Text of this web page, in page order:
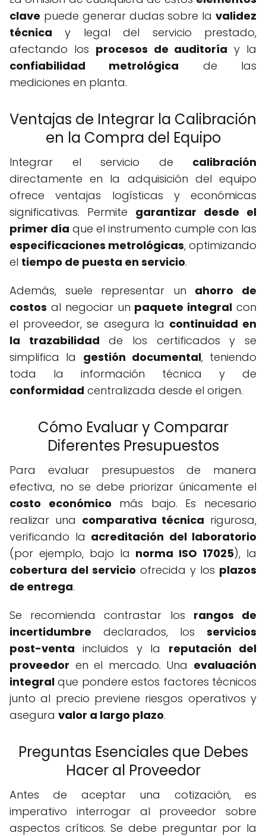
clave puede generar dudas sobre la validez
técnica y legal del servicio prestado,
afectando los procesos de auditoría y la
confiabilidad metrológica de las
mediciones en planta.
Ventajas de Integrar la Calibración
en la Compra del Equipo
Integrar el servicio de calibración
directamente en la adquisición del equipo
ofrece ventajas logísticas y económicas
significativas. Permite garantizar desde el
primer día que el instrumento cumple con las
especificaciones metrológicas, optimizando
el tiempo de puesta en servicio.
Además, suele representar un ahorro de
costos al negociar un paquete integral con
el proveedor, se asegura la continuidad en
la trazabilidad de los certificados y se
simplifica la gestión documental, teniendo
toda la información técnica y de
conformidad centralizada desde el origen.
Cómo Evaluar y Comparar
Diferentes Presupuestos
Para evaluar presupuestos de manera
efectiva, no se debe priorizar únicamente el
costo económico más bajo. Es necesario
realizar una comparativa técnica rigurosa,
verificando la acreditación del laboratorio
(por ejemplo, bajo la norma ISO 17025), la
cobertura del servicio ofrecida y los plazos
de entrega.
Se recomienda contrastar los rangos de
incertidumbre declarados, los servicios
post-venta incluidos y la reputación del
proveedor en el mercado. Una evaluación
integral que pondere estos factores técnicos
junto al precio previene riesgos operativos y
asegura valor a largo plazo.
Preguntas Esenciales que Debes
Hacer al Proveedor
Antes de aceptar una cotización, es
imperativo interrogar al proveedor sobre
aspectos críticos. Se debe preguntar por la